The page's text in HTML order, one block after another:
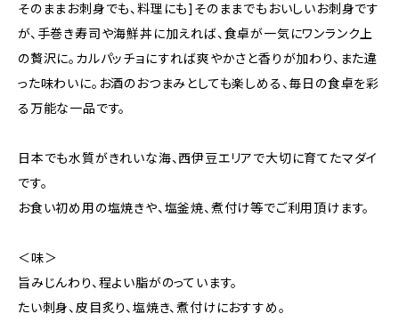
そのままお刺身でも、料理にも]そのままでもおいしいお刺身です
が、手巻き寿司や海鮮丼に加えれば、食卓が一気にワンランク上
の贅沢に。カルパッチョにすれば爽やかさと香りが加わり、また違
った味わいに。お酒のおつまみとしても楽しめる、毎日の食卓を彩
る万能な一品です。
日本でも水質がきれいな海、西伊豆エリアで大切に育てたマダイ
です。
お食い初め用の塩焼きや、塩釜焼、煮付け等でご利用頂けます。
＜味＞
旨みじんわり、程よい脂がのっています。
たい刺身、皮目炙り、塩焼き、煮付けにおすすめ。